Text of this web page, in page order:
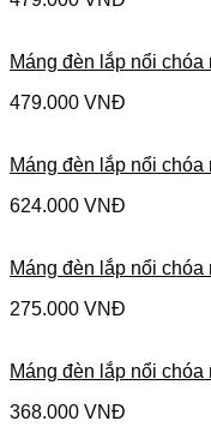
Máng đèn lắp nổi
479.000 VNĐ
Máng đèn lắp nổi
624.000 VNĐ
Máng đèn lắp nổi
275.000 VNĐ
Máng đèn lắp nổi
368.000 VNĐ